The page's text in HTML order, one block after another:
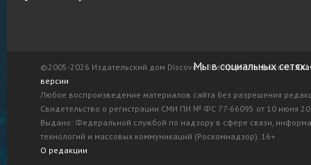
©2005-2026 Издательский дом Discovery. Все права защищены.
версии
Любое воспроизведение материалов сайта без разрешения
Свидетельство о регистрации СМИ ПИ № ФС 77-66095 от 10 июня
Выдано: Федеральной службой по надзору в сфере связи,
технологий и массовых коммуникаций (Роскомнадзор). 16+
О редакции
Мы в социальных сетях: